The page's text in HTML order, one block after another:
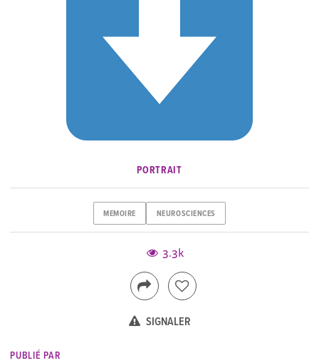
PORTRAIT
MEMOIRE NEUROSCIENCES
3.3k
SIGNALER
PUBLIÉ PAR